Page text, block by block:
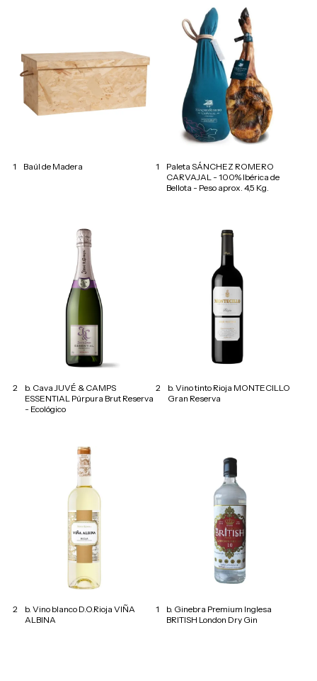
1 Baúl de Madera 1
Paleta SÁNCHEZ ROMERO
CARVAJAL - 100% Ibérica de
Bellota - Peso aprox. 4,5 Kg.
2
b. Cava JUVÉ & CAMPS
ESSENTIAL Púrpura Brut Reserva
- Ecológico
2
b. Vino tinto Rioja MONTECILLO
Gran Reserva
2
b. Vino blanco D.O.Rioja VIÑA
ALBINA
1
b. Ginebra Premium Inglesa
BRITISH London Dry Gin